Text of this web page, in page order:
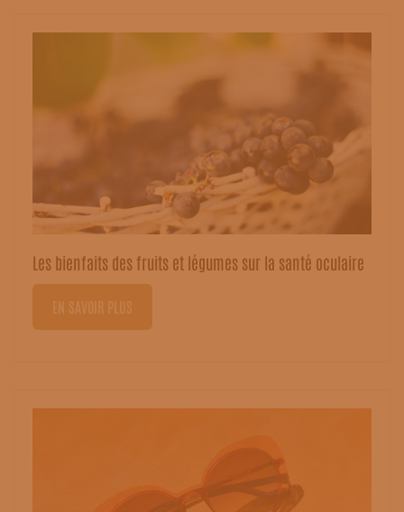
Les bienfaits des fruits et légumes sur la santé oculaire
EN SAVOIR PLUS